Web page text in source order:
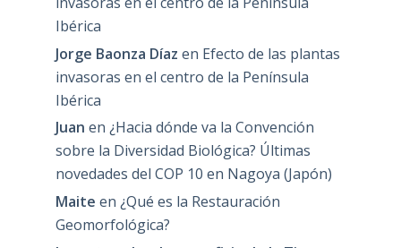
Ibérica
Jorge Baonza Díaz en Efecto de las plantas
invasoras en el centro de la Península
Ibérica
Juan en ¿Hacia dónde va la Convención
sobre la Diversidad Biológica? Últimas
novedades del COP 10 en Nagoya (Japón)
Maite en ¿Qué es la Restauración
Geomorfológica?